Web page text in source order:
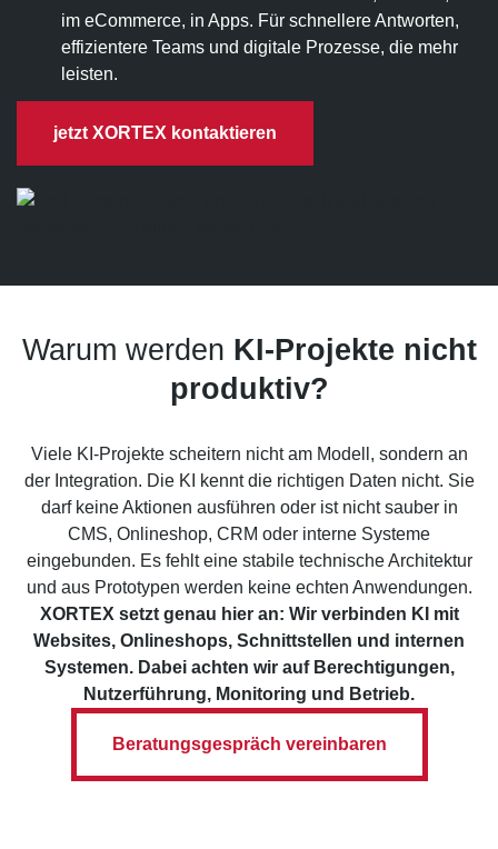
Unique Content
KI für Übersetzungen
Online-Marketing
Suchmaschinen-Marketing
E-Mail-Marketing-Automation
Hosting & Betrieb
Green Coding
XORTEX Wunschkalender
Presse und Downloads
im eCommerce, in Apps. Für schnellere Antworten,
effizientere Teams und digitale Prozesse, die mehr
leisten.
jetzt XORTEX kontaktieren
Warum werden KI-Projekte nicht
produktiv?
Viele KI-Projekte scheitern nicht am Modell, sondern an
der Integration. Die KI kennt die richtigen Daten nicht. Sie
darf keine Aktionen ausführen oder ist nicht sauber in
CMS, Onlineshop, CRM oder interne Systeme
eingebunden. Es fehlt eine stabile technische Architektur
und aus Prototypen werden keine echten Anwendungen.
XORTEX setzt genau hier an: Wir verbinden KI mit
Websites, Onlineshops, Schnittstellen und internen
Systemen. Dabei achten wir auf Berechtigungen,
Nutzerführung, Monitoring und Betrieb.
Beratungsgespräch vereinbaren